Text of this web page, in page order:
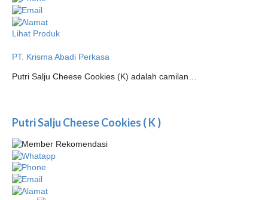
Lihat Produk
PT. Krisma Abadi Perkasa
Putri Salju Cheese Cookies (K) adalah camilan…
Putri Salju Cheese Cookies ( K )